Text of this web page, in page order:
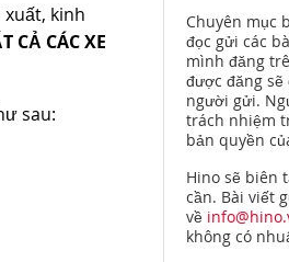
kinh
CẢ CÁC XE
sau:
Chuyên mục
đọc gửi các
mình đăng
được đăng
người gửi.
trách nhiệm
bản quyền
Hino sẽ biên
cần. Bài viết
về
không có